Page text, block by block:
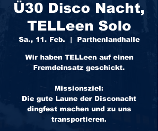
Ü30 Disco Nacht,
TELLeen Solo
Sa., 11. Feb.
  |
Parthenlandhalle
Wir haben TELLeen auf einen
Fremdeinsatz geschickt.
Missionsziel:
Die gute Laune der Disconacht
dingfest machen und zu uns
transportieren.